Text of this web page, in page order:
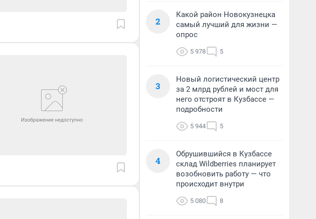
2
Какой район Новокузнецка
самый лучший для жизни —
опрос
5 978 5
3
Новый логистический центр
за 2 млрд рублей и мост для
него отстроят в Кузбассе —
подробности
5 944 5
4
Обрушившийся в Кузбассе
склад Wildberries планирует
возобновить работу — что
происходит внутри
5 080 8